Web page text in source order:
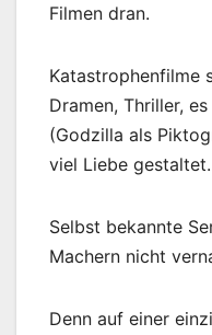
Filmen dran.
Katastrophenfilme
Dramen, Thriller,
(Godzilla als
viel Liebe
Selbst bekannte
Machern nicht
Denn auf einer